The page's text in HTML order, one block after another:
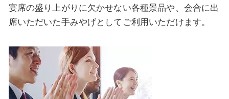
宴席の盛り上がりに欠かせない各種景品や、会合に出
席いただいた手みやげとしてご利用いただけます。